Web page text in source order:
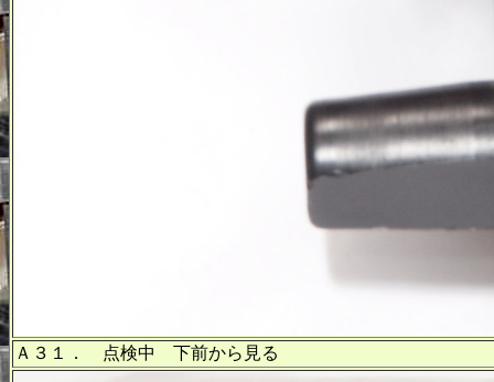
Ａ３１． 点検中 下前から見る